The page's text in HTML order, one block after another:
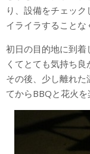
り、設備をチェッ
イライラすることな
初日の目的地に到着
くてとても気持ち良
その後、少し離れ
てからBBQと花火を